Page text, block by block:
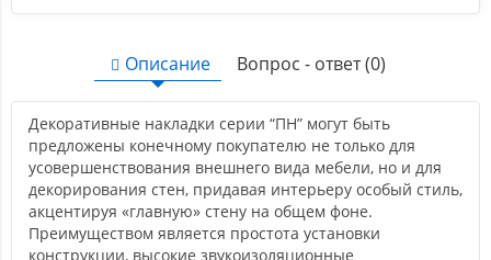
Описание Вопрос - ответ (0)
Декоративные накладки серии “ПН” могут быть
предложены конечному покупателю не только для
усовершенствования внешнего вида мебели, но и для
декорирования стен, придавая интерьеру особый стиль,
акцентируя «главную» стену на общем фоне.
Преимуществом является простота установки
конструкции, высокие звукоизоляционные